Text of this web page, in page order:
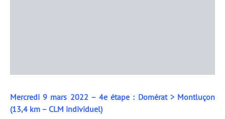
Mercredi 9 mars 2022 – 4e étape : Domérat > Montluçon
(13,4 km – CLM individuel)